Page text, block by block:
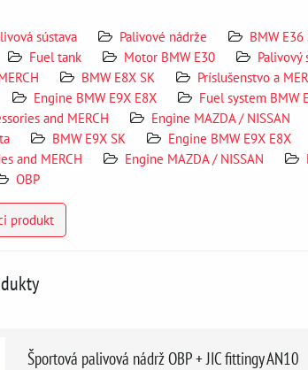
sústava Palivové nádrže BMW E36
Fuel tank Motor BMW E30 Palivový
BMW E8X SK Príslušenstvo a
Engine BMW E9X E8X Fuel system BMW
and MERCH Engine MAZDA / NISSAN
BMW E9X SK Engine BMW E9X E8X
and MERCH Engine MAZDA / NISSAN
OBP
produkt
Športová palivová nádrž OBP + JIC fittingy AN10